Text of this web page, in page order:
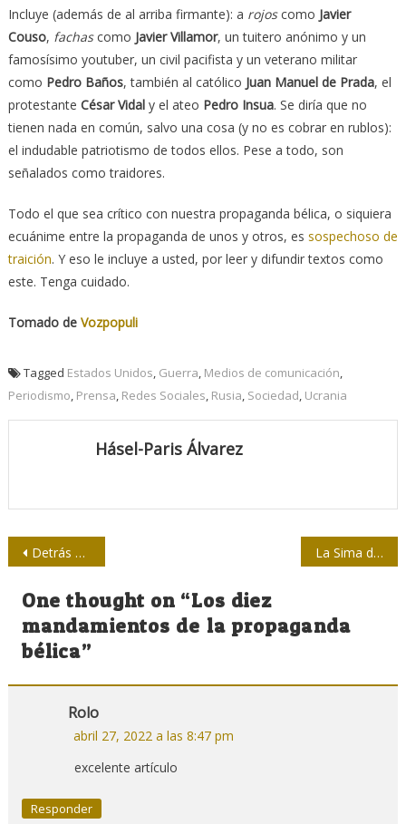
Incluye (además de al arriba firmante): a rojoscomo Javier
Couso, fachascomo Javier Villamor, un tuitero anónimo y un
famosísimo youtuber, un civil pacifista y un veterano militar
como Pedro Baños, también al católico Juan Manuel de Prada, el
protestante César Vidal y el ateo Pedro Insua. Se diría que no
tienen nada en común, salvo una cosa (y no es cobrar en rublos):
el indudable patriotismo de todos ellos. Pese a todo, son
señalados como traidores.
Todo el que sea crítico con nuestra propaganda bélica, o siquiera
ecuánime entre la propaganda de unos y otros, es sospechoso de
traición. Y eso le incluye a usted, por leer y difundir textos como
este. Tenga cuidado.
Tomado de Vozpopuli
Tagged Estados Unidos Guerra Medios de comunicación
Periodismo Prensa Redes Sociales Rusia Sociedad Ucrania
Hásel-Paris Álvarez
Navegación
de
entradas
Detrás de las Medallas tendrá su premier este miércoles La Sima de aquella América
One thought on “Los diez
mandamientos de la propaganda
bélica”
Rolo
abril 27, 2022 a las 8:47 pm
excelente artículo
Responder